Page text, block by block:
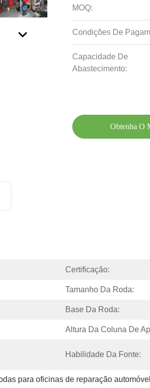
MOQ:
Condições De
Capacidade De
Abastecimento:
Obtenha O
Certificação:
Tamanho Da Roda:
Base Da Roda:
Altura Da Coluna De
Habilidade Da Fonte:
para oficinas de reparação automóvel